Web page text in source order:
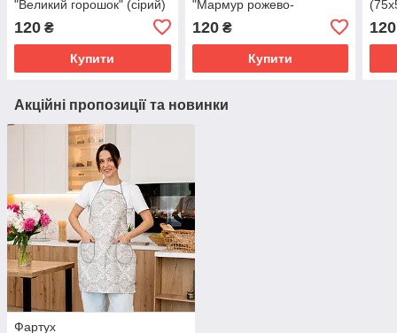
"Великий горошок" (сірий)
120 ₴
Купити
"Мармур рожево-
коричневий" (75х55 см.)
120₴
Купити
120
Акційні пропозиції та новинки
Фартух